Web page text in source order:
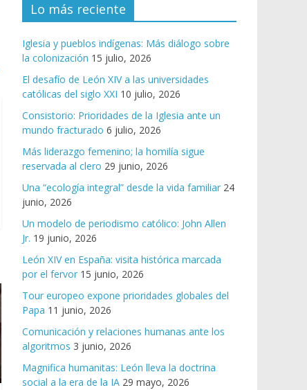
Lo más reciente
Iglesia y pueblos indígenas: Más diálogo sobre
la colonización 15 julio, 2026
El desafío de León XIV a las universidades
católicas del siglo XXI 10 julio, 2026
Consistorio: Prioridades de la Iglesia ante un
mundo fracturado 6 julio, 2026
Más liderazgo femenino; la homilía sigue
reservada al clero 29 junio, 2026
Una “ecología integral” desde la vida familiar 24
junio, 2026
Un modelo de periodismo católico: John Allen
Jr. 19 junio, 2026
León XIV en España: visita histórica marcada
por el fervor 15 junio, 2026
Tour europeo expone prioridades globales del
Papa 11 junio, 2026
Comunicación y relaciones humanas ante los
algoritmos 3 junio, 2026
Magnifica humanitas: León lleva la doctrina
social a la era de la IA 29 mayo, 2026